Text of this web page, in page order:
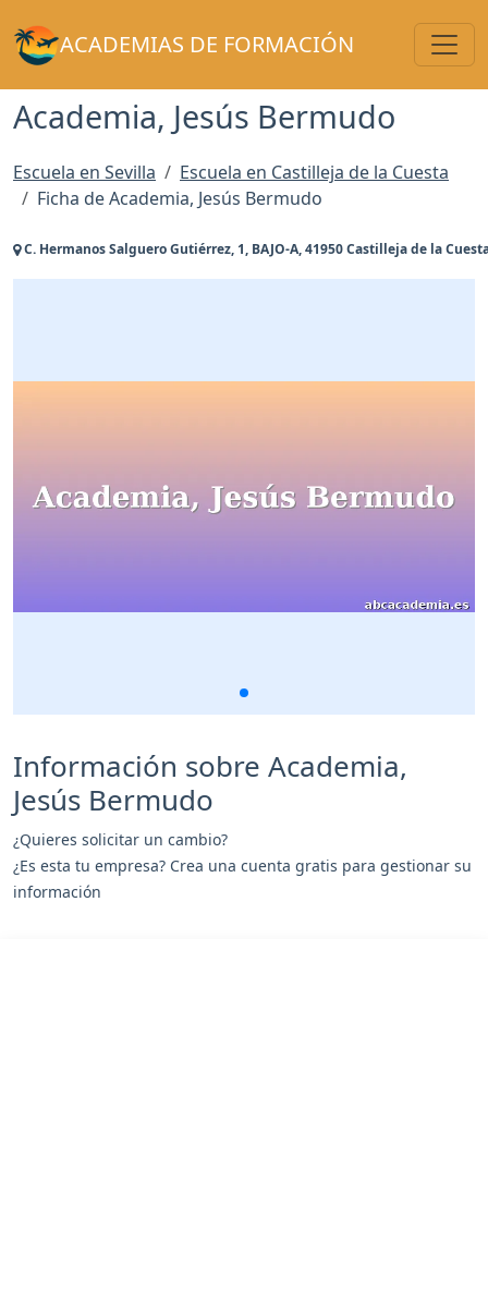
ACADEMIAS DE FORMACIÓN
Academia, Jesús Bermudo
Escuela en Sevilla
Escuela en Castilleja de la Cuesta
Ficha de Academia, Jesús Bermudo
C. Hermanos Salguero Gutiérrez, 1, BAJO-A, 41950 Castilleja de la
Información sobre Academia,
Jesús Bermudo
¿Quieres solicitar un cambio?
¿Es esta tu empresa? Crea una cuenta gratis para gestionar su
información